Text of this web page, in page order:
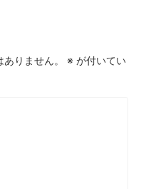
りません。 ※ が付いてい